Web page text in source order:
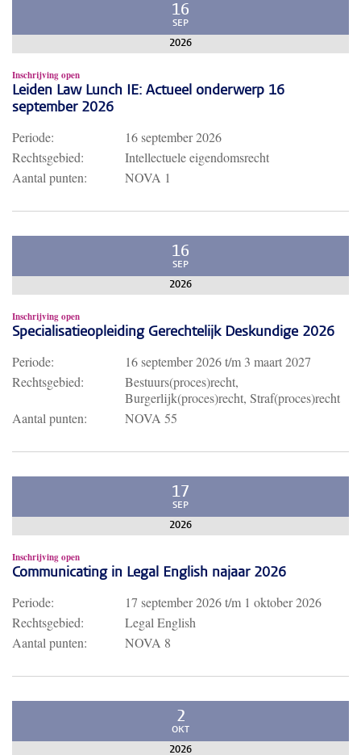
16
SEP
2026
Inschrijving open
Leiden Law Lunch IE: Actueel onderwerp 16
september 2026
Periode:
16 september 2026
Rechtsgebied:
Intellectuele eigendomsrecht
Aantal punten:
NOVA 1
16
SEP
2026
Inschrijving open
Specialisatieopleiding Gerechtelijk Deskundige 2026
Periode: 16 september 2026t/m 3 maart 2027
Rechtsgebied:
Bestuurs(proces)recht,
Burgerlijk(proces)recht, Straf(proces)recht
Aantal punten:
NOVA 55
17
SEP
2026
Inschrijving open
Communicating in Legal English najaar 2026
Periode: 17 september 2026t/m 1 oktober 2026
Rechtsgebied:
Legal English
Aantal punten:
NOVA 8
2
OKT
2026